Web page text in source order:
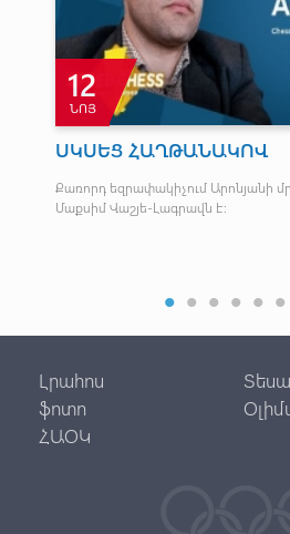
12
ՆՈՅ
ՍԿՍԵՑ ՀԱՂԹԱՆԱԿՈՎ
Քառորդ եզրափակիչում Արոնյանի
Մաքսիմ Վաշյե-Լագրավն է։
Լրահոս
ֆոտո
ՀԱՕԿ